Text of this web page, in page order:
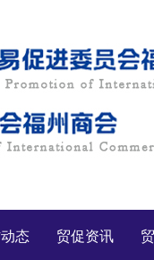
态 贸促资讯